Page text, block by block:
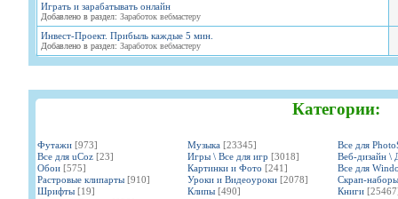
Играть и зарабатывать онлайн
Добавлено в раздел: Заработок вебмастеру
Инвест-Проект. Прибыль каждые 5 мин.
Добавлено в раздел: Заработок вебмастеру
Категории:
Футажи [973] Музыка [23345]
Все для
Все для uCoz [23] Игры \ Все для игр [3018]
Веб-дизайн \
Обои [575] Картинки и Фото [241]
Все для
Растровые клипарты [910] Уроки и Видеоуроки [2078]
Скрап-наборы
Шрифты [19] Клипы [490] Книги